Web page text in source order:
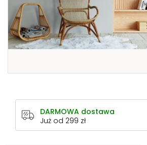
DARMOWA dostawa
Już od 299 zł